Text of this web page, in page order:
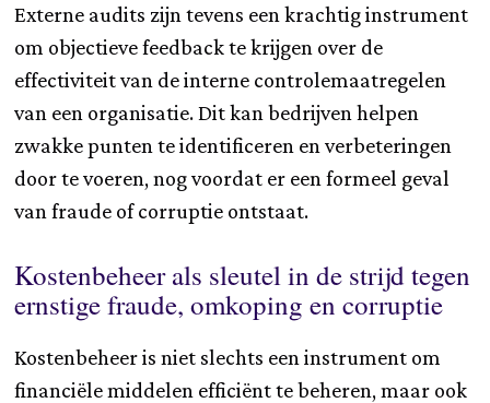
Externe audits zijn tevens een krachtig instrument
om objectieve feedback te krijgen over de
effectiviteit van de interne controlemaatregelen
van een organisatie. Dit kan bedrijven helpen
zwakke punten te identificeren en verbeteringen
door te voeren, nog voordat er een formeel geval
van fraude of corruptie ontstaat.
Kostenbeheer als sleutel in de strijd tegen
ernstige fraude, omkoping en corruptie
Kostenbeheer is niet slechts een instrument om
financiële middelen efficiënt te beheren, maar ook